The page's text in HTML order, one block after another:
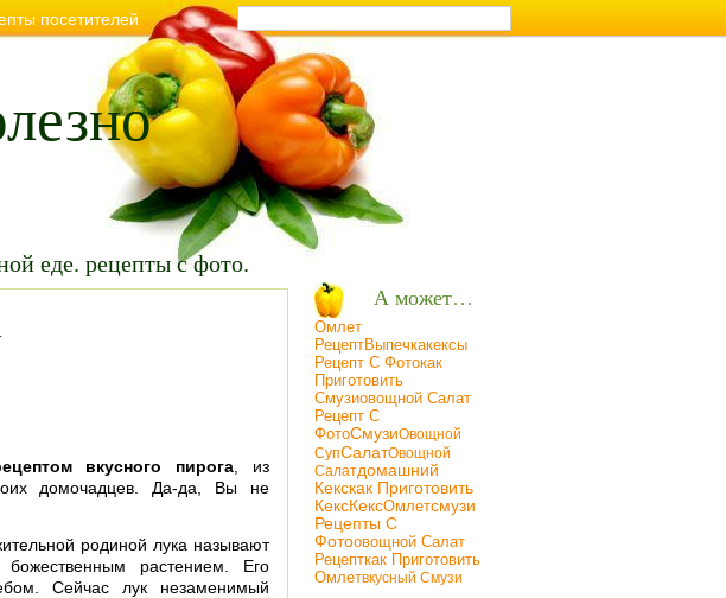
посетителей
Анекдот на кухне
еде. рецепты с фото.
вкусного пирога, из
домочадцев. Да-да, Вы не
родиной лука называют
растением. Его
Сейчас лук незаменимый
А может…
Омлет
РецептВыпечкаКексы
Рецепт С ФотоКак
Приготовить
СмузиОвощной Салат
Рецепт С
ФотоСмузиOвощной
СупСалатOвощной
СалатДомашний
КексКак Приготовить
КексКексОмлетСмузи
Рецепты С
ФотоОвощной Салат
РецептКак Приготовить
ОмлетВкусный Смузи